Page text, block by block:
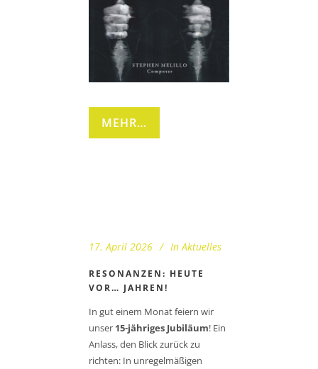
MEHR…
17. April 2026 In Aktuelles
RESONANZEN: HEUTE
VOR… JAHREN!
In gut einem Monat feiern wir
unser 15-jähriges Jubiläum! Ein
Anlass, den Blick zurück zu
richten: In unregelmäßigen